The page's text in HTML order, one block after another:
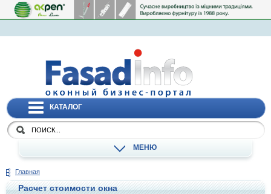
КАТАЛОГ
МЕНЮ
Главная
Расчет стоимости окна